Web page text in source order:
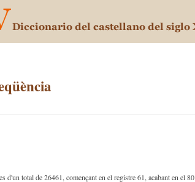
d'un total de 26461, començant en el registre 61, acabant en el 80